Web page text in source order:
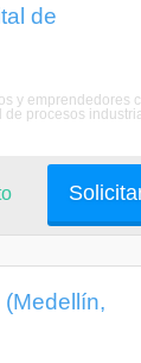
de
y emprendedores
procesos